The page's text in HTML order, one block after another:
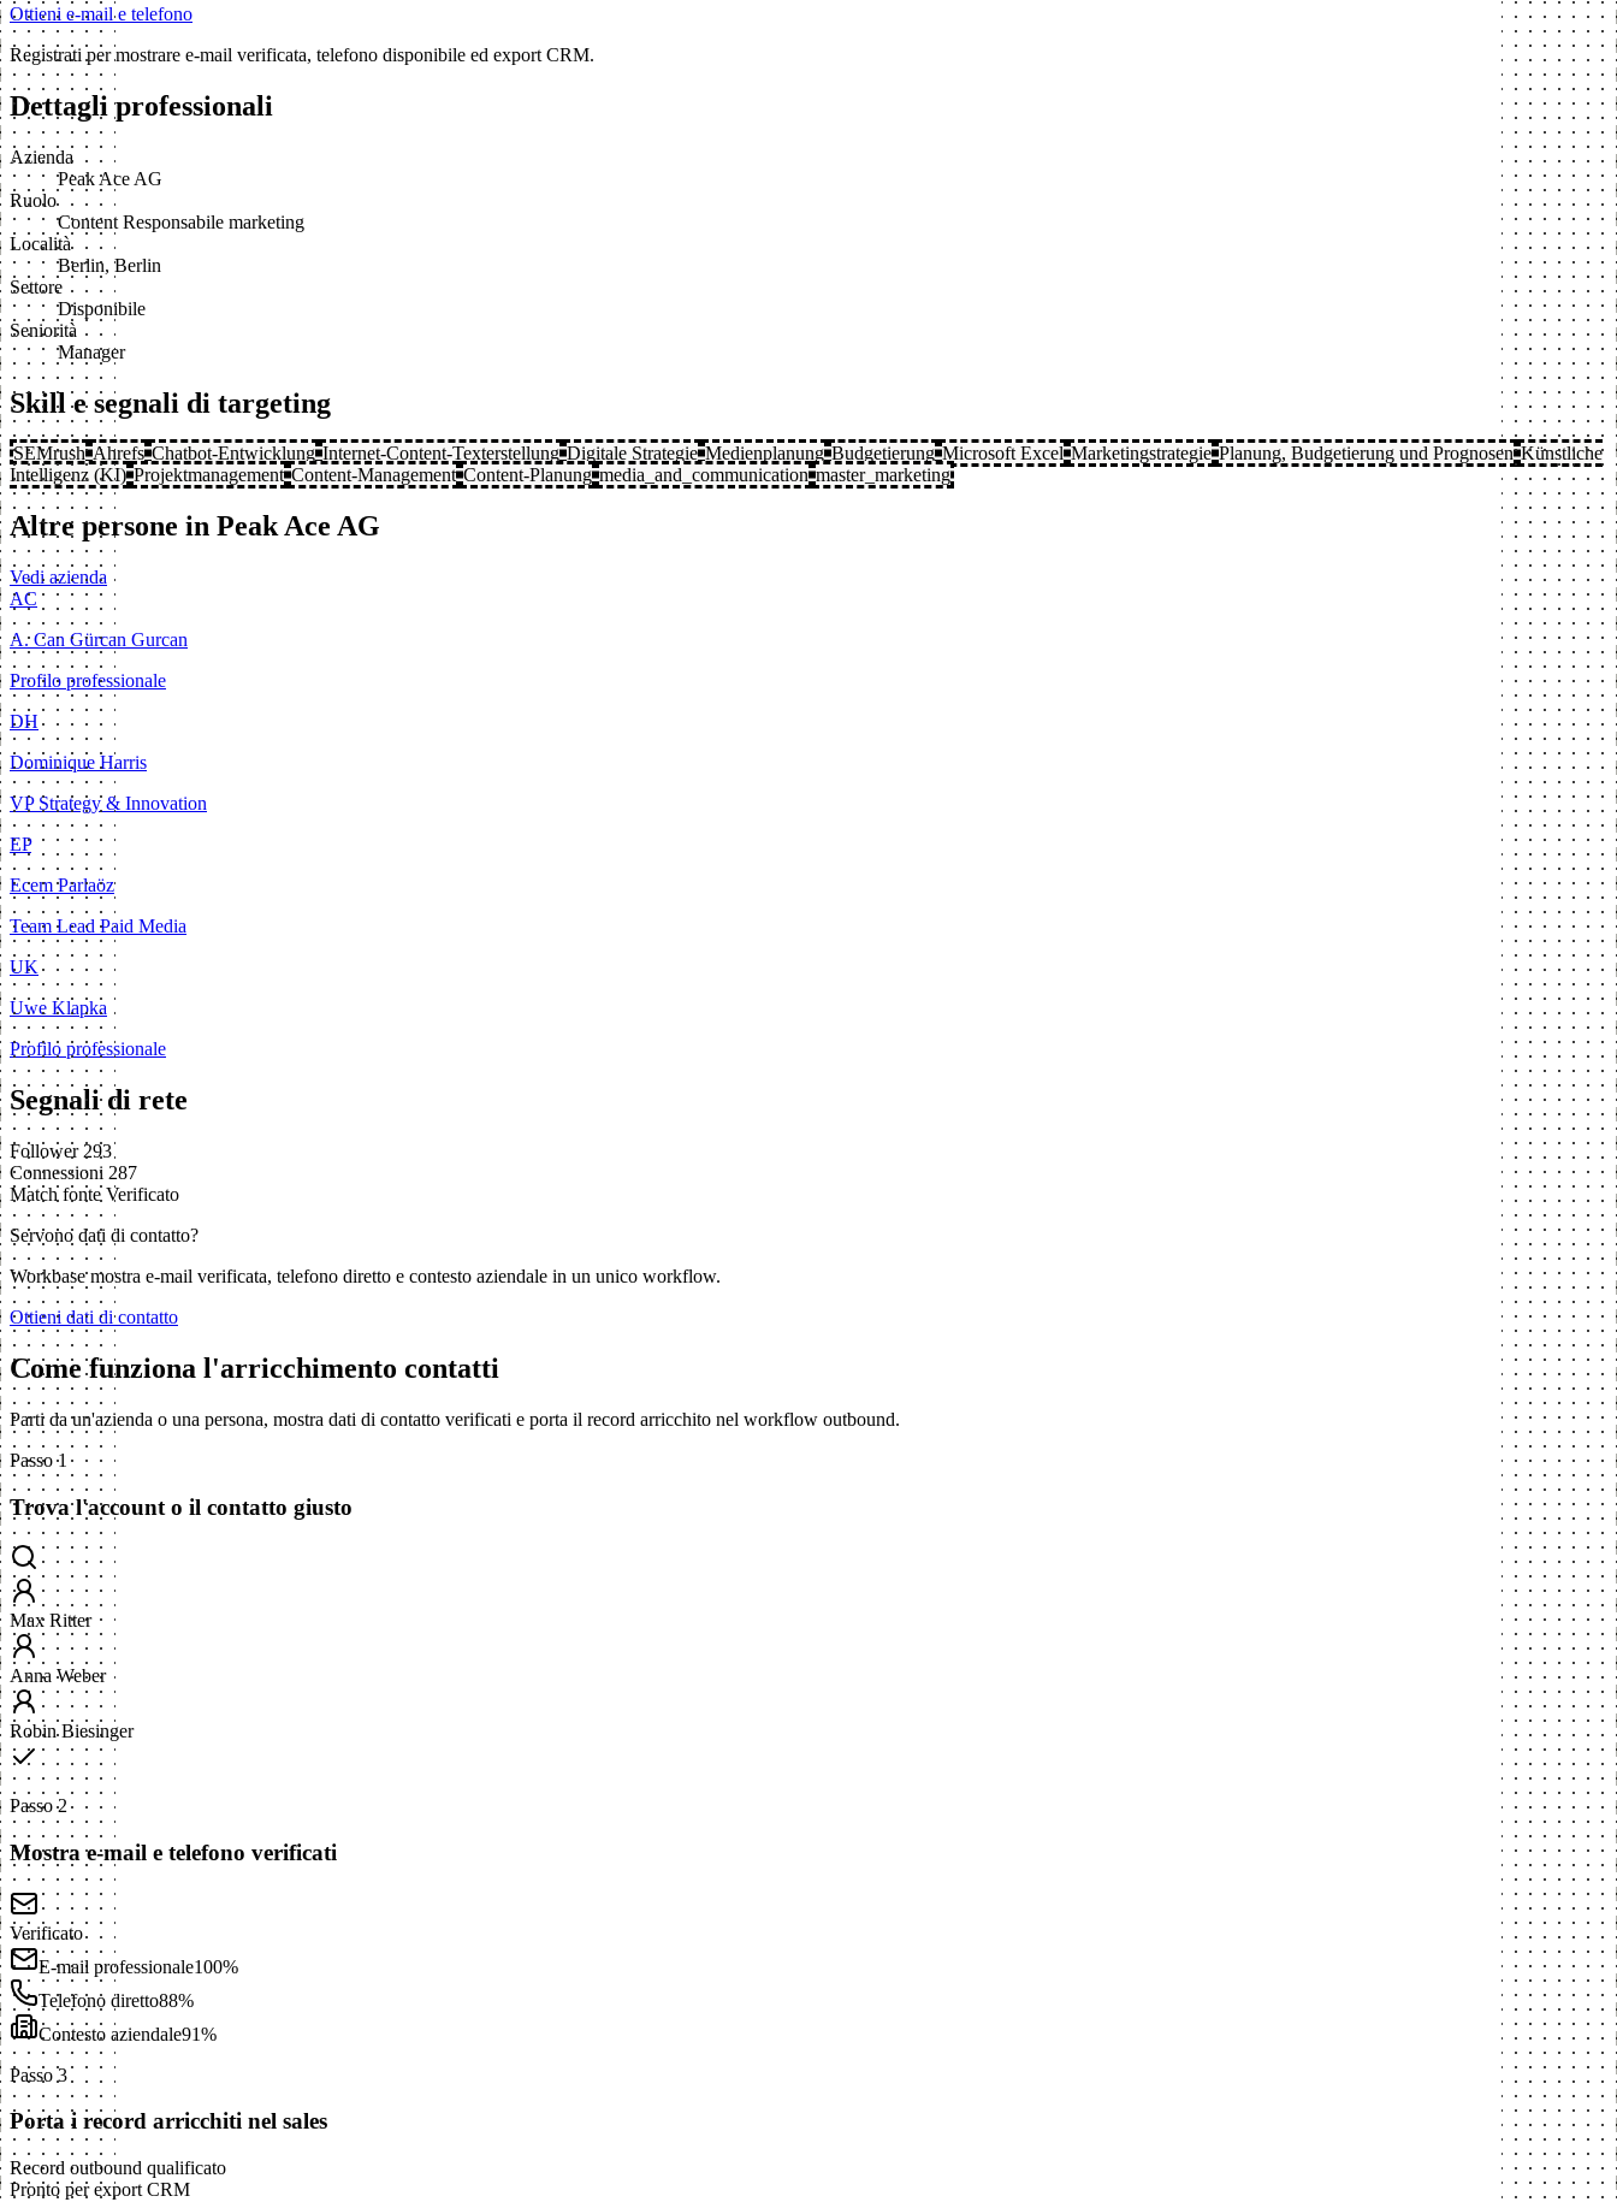
Ottieni e-mail e telefono
Registrati per mostrare e-mail verificata, telefono disponibile ed export CRM.
Dettagli professionali
Azienda
Peak Ace AG
Ruolo
Content Responsabile marketing
Località
Berlin, Berlin
Settore
Disponibile
Seniorità
Manager
Skill e segnali di targeting
SEMrush Ahrefs Chatbot-Entwicklung Internet-Content-Texterstellung Digitale Strategie Medienplanung Budgetierung Microsoft Excel Marketingstrategie Planung, Budgetierung und Prognosen Künstliche
Intelligenz (KI) Projektmanagement Content-Management Content-Planung media_and_communication master_marketing
Altre persone in Peak Ace AG
Vedi azienda
AC
A. Can Gürcan Gurcan
Profilo professionale
DH
Dominique Harris
VP Strategy & Innovation
EP
Ecem Parlaöz
Team Lead Paid Media
UK
Uwe Klapka
Profilo professionale
Segnali di rete
Follower 293
Connessioni 287
Match fonte Verificato
Servono dati di contatto?
Workbase mostra e-mail verificata, telefono diretto e contesto aziendale in un unico workflow.
Ottieni dati di contatto
Come funziona l'arricchimento contatti
Parti da un'azienda o una persona, mostra dati di contatto verificati e porta il record arricchito nel workflow outbound.
Passo 1
Trova l'account o il contatto giusto
Max Ritter
Anna Weber
Robin Biesinger
Passo 2
Mostra e-mail e telefono verificati
Verificato
E-mail professionale100%
Telefono diretto88%
Contesto aziendale91%
Passo 3
Porta i record arricchiti nel sales
Record outbound qualificato
Pronto per export CRM